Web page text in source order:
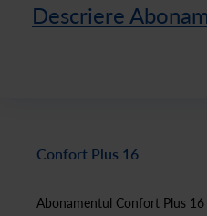
Descriere
Confort Plus 16
Abonamentul Confort Plus